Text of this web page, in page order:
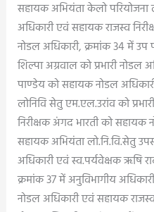
सहायक अभियंता केलो परियोजना
अधिकारी एवं सहायक राजस्व
नोडल अधिकारी, क्रमांक 34 में
शिल्पा अग्रवाल को प्रभारी
पाण्डेय को सहायक नोडल
लोनिवि सेतु एम.एल.उरांव को
निरीक्षक अंगद भारती को सहायक
सहायक अभियंता लो.नि.वि.सेतु
अधिकारी एवं स्व.पर्यवेक्षक ऋषि
क्रमांक 37 में अनुविभागीय
नोडल अधिकारी एवं सहायक